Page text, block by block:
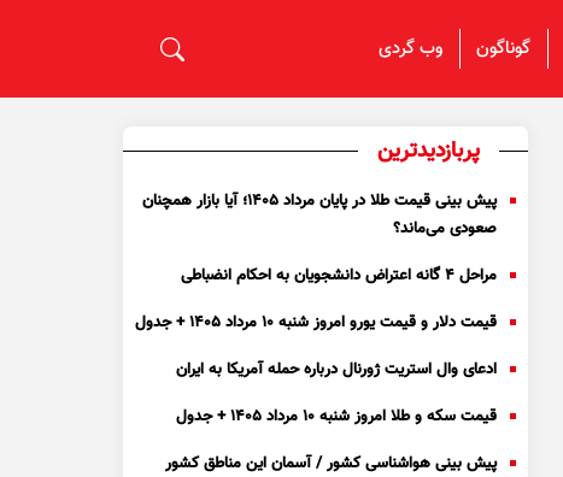
گوناگون وب گردی
پربازدیدترین
پیش بینی قیمت طلا در پایان مرداد 1405؛ آیا بازار همچنان
صعودی می‌ماند؟
مراحل ۴ گانه اعتراض دانشجویان به احکام انضباطی
قیمت دلار و قیمت یورو امروز شنبه ۱۰ مرداد ۱۴۰۵ + جدول
ادعای وال استریت ژورنال درباره حمله آمریکا به ایران
قیمت سکه و طلا امروز شنبه ۱۰ مرداد ۱۴۰۵ + جدول
پیش بینی هواشناسی کشور / آسمان این مناطق کشور